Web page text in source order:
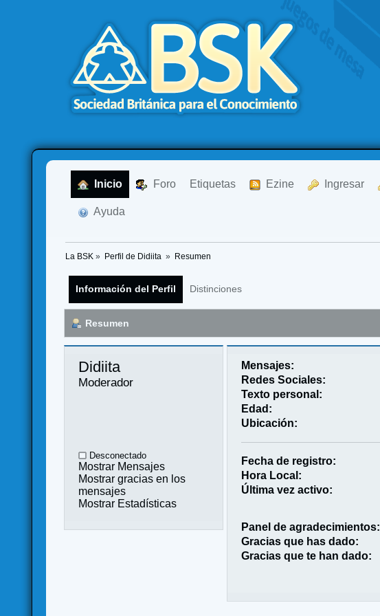
Inicio Foro Etiquetas Ezine Ingresar
Ayuda
La BSK » Perfil de Didiita » Resumen
Información del Perfil Distinciones
Resumen
Didiita
Moderador
Desconectado
Mostrar Mensajes
Mostrar gracias en los
mensajes
Mostrar Estadísticas
Mensajes:
Redes Sociales:
Texto personal:
Edad:
Ubicación:
Fecha de registro:
Hora Local:
Última vez activo:
Panel de agradecimientos:
Gracias que has dado:
Gracias que te han dado: